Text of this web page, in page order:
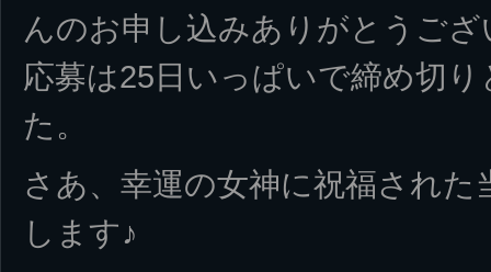
んのお申し込みありがとうご
応募は25日いっぱいで締め切
た。
さあ、幸運の女神に祝福され
します♪